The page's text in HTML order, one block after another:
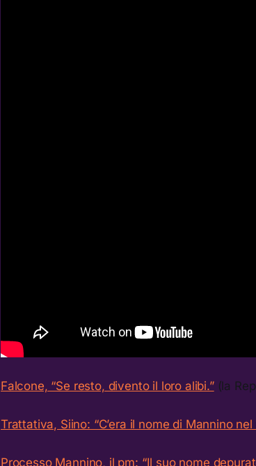
Falcone, “Se resto, divento il loro alibi.”(la
Trattativa, Siino: “C’era il nome di Mannino
Processo Mannino, il pm: “Il suo nome